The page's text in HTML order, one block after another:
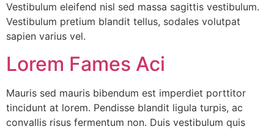
Vestibulum eleifend nisl sed massa sagittis vestibulum.
Vestibulum pretium blandit tellus, sodales volutpat
sapien varius vel.
Lorem Fames Aci
Mauris sed mauris bibendum est imperdiet porttitor
tincidunt at lorem. Pendisse blandit ligula turpis, ac
convallis risus fermentum non. Duis vestibulum quis